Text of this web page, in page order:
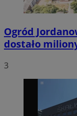
Ogród
dostało
3